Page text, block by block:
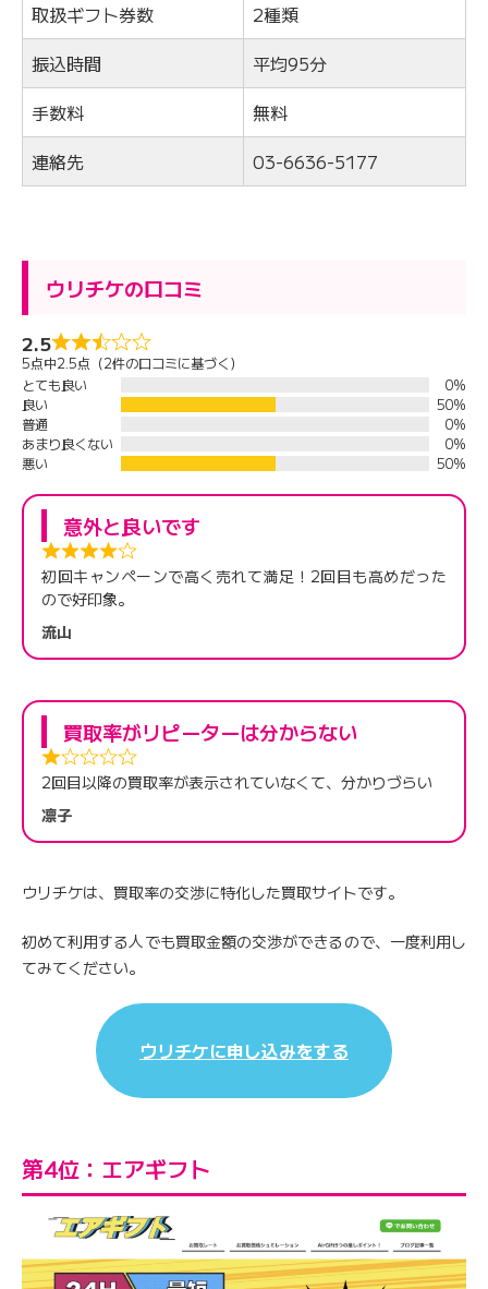
取扱ギフト券数
2種類
振込時間
平均95分
手数料
無料
連絡先
03-6636-5177
ウリチケの口コミ
2.5
5点中2.5点（2件の口コミに基づく）
とても良い
0%
良い
50%
普通
0%
あまり良くない
0%
悪い
50%
意外と良いです
初回キャンペーンで高く売れて満足！2回目も高めだった
ので好印象。
流山
買取率がリピーターは分からない
2回目以降の買取率が表示されていなくて、分かりづらい
凛子
ウリチケは、買取率の交渉に特化した買取サイトです。
初めて利用する人でも買取金額の交渉ができるので、一度利用し
てみてください。
ウリチケに申し込みをする
第4位：エアギフト